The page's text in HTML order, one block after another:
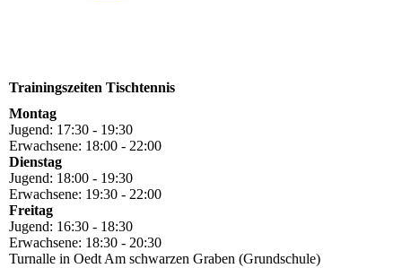
Trainingszeiten Tischtennis
Montag
Jugend: 17:30 - 19:30
Erwachsene: 18:00 - 22:00
Dienstag
Jugend: 18:00 - 19:30
Erwachsene: 19:30 - 22:00
Freitag
Jugend: 16:30 - 18:30
Erwachsene: 18:30 - 20:30
Turnalle in Oedt Am schwarzen Graben (Grundschule)